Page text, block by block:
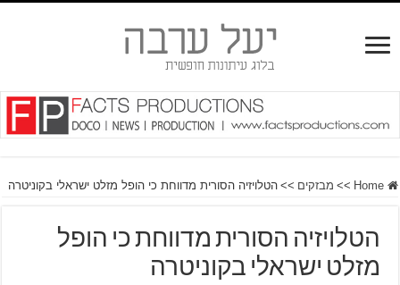
Home
>> מבזקים >> הטלויזיה הסורית מדווחת כי הופל מזלט ישראלי בקוניטרה
הטלויזיה הסורית מדווחת כי הופל
מזלט ישראלי בקוניטרה